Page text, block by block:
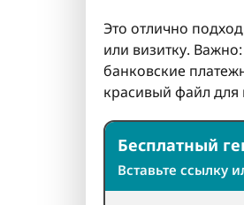
Это отлично
или визитку.
банковские
красивый файл для
Бесплатный
Вставьте ссылку